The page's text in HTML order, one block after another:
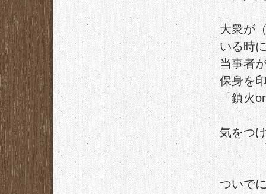
大衆が
いる時
当事者
保身を
「鎮火
気をつ
ついで